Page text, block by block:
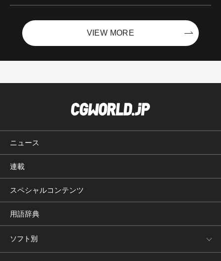
VIEW MORE
ニュース
連載
スペシャルコンテンツ
用語辞典
ソフト別